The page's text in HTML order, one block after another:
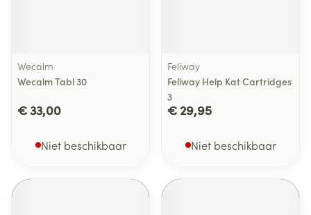
Wecalm
Wecalm Tabl 30
€ 33,00
Niet beschikbaar
Feliway
Feliway Help Kat Cartridges
3
€ 29,95
Niet beschikbaar